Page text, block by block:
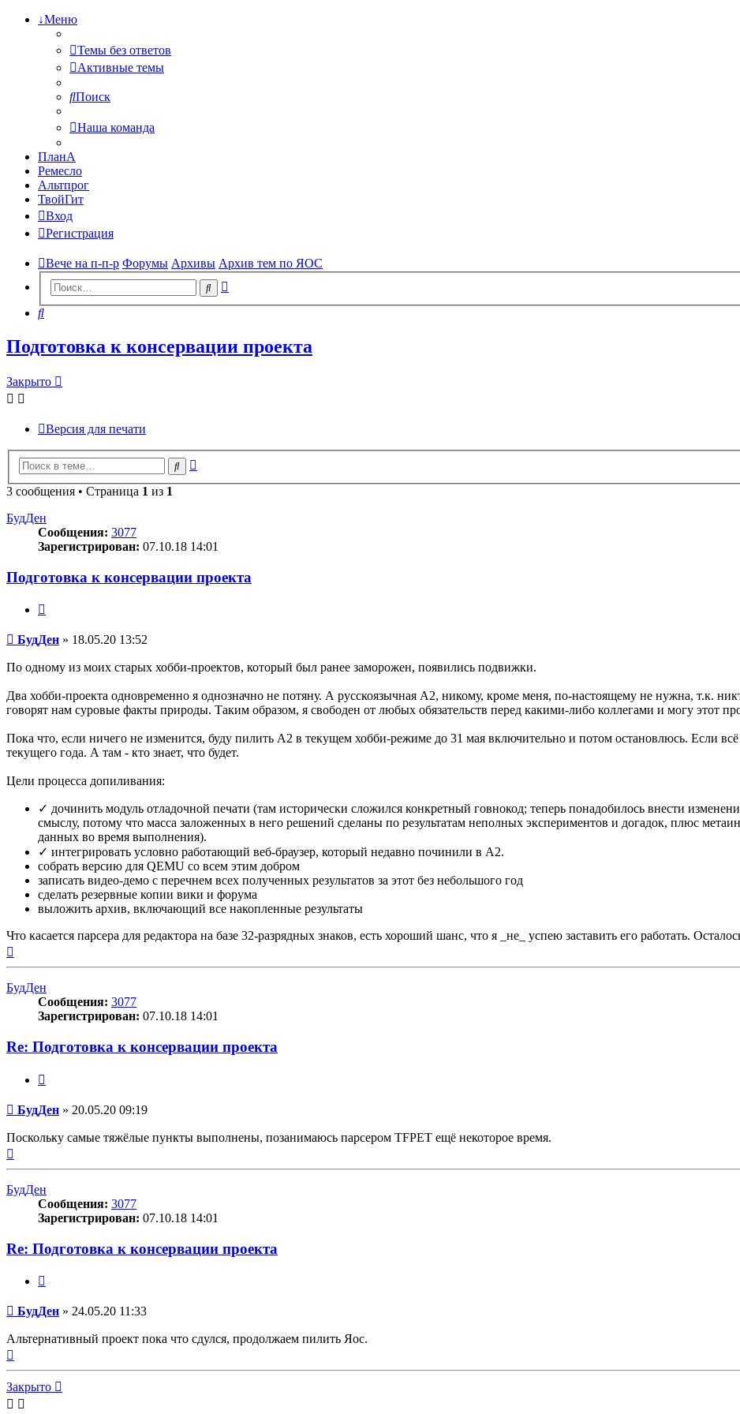
↓Меню
Темы без ответов
Активные темы
Поиск
Наша команда
ПланА
Ремесло
Альтпрог
ТвойГит
Вход
Регистрация
Вече на п-п-р Форумы Архивы Архив тем по ЯОС
Поиск
Поиск
Подготовка к консервации проекта
Закрыто
Версия для печати
Поиск
3 сообщения • Страница 1 из 1
БудДен
Сообщения: 3077
Зарегистрирован: 07.10.18 14:01
Подготовка к консервации проекта
Сообщение
БудДен » 18.05.20 13:52
По одному из моих старых хобби-проектов, который был ранее заморожен, появились подвижки.
Два хобби-проекта одновременно я однозначно не потяну. А русскоязычная А2, никому, кроме меня, по-настоящему не нужна, т.к.
говорят нам суровые факты природы. Таким образом, я свободен от любых обязательств перед какими-либо коллегами и могу этот
Пока что, если ничего не изменится, буду пилить А2 в текущем хобби-режиме до 31 мая включительно и потом остановлюсь. Если всё
текущего года. А там - кто знает, что будет.
Цели процесса допиливания:
✓ дочинить модуль отладочной печати (там исторически сложился конкретный говнокод; теперь понадобилось внести
смыслу, потому что масса заложенных в него решений сделаны по результатам неполных экспериментов и догадок, плюс
данных во время выполнения).
✓ интегрировать условно работающий веб-браузер, который недавно починили в А2.
собрать версию для QEMU со всем этим добром
записать видео-демо с перечнем всех полученных результатов за этот без небольшого год
сделать резервные копии вики и форума
выложить архив, включающий все накопленные результаты
Что касается парсера для редактора на базе 32-разрядных знаков, есть хороший шанс, что я _не_ успею заставить его работать.
к
БудДен
Сообщения: 3077
Зарегистрирован: 07.10.18 14:01
Re: Подготовка к консервации проекта
Сообщение
БудДен » 20.05.20 09:19
Поскольку самые тяжёлые пункты выполнены, позанимаюсь парсером TFPET ещё некоторое время.
БудДен
Сообщения: 3077
Зарегистрирован: 07.10.18 14:01
Re: Подготовка к консервации проекта
Сообщение
БудДен » 24.05.20 11:33
Альтернативный проект пока что сдулся, продолжаем пилить Яос.
Закрыто